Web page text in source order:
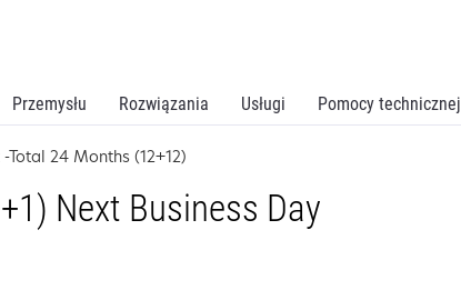
Przemysłu Rozwiązania Usługi Pomocy technicznej
Total 24 Months (12+12)
Next Business Day